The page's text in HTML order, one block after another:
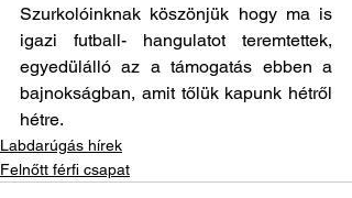
Szurkolóinknak köszönjük hogy ma is
igazi futball- hangulatot teremtettek,
egyedülálló az a támogatás ebben a
bajnokságban, amit tőlük kapunk hétről
hétre.
Labdarúgás hírek
Felnőtt férfi csapat